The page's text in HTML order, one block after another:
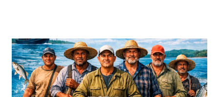
família foi atingido por uma caminhonete. O condutor da
mesma apresentava sinais visíveis de embriaguez, e
diversas latas de bebidas alcoólicas foram avistadas no
interior do veículo. O motorista, identificado por